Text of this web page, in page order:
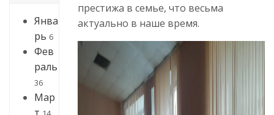
Янва
рь 6
Фев
раль
36
Мар
престижа в семье, что весьма
актуально в наше время.